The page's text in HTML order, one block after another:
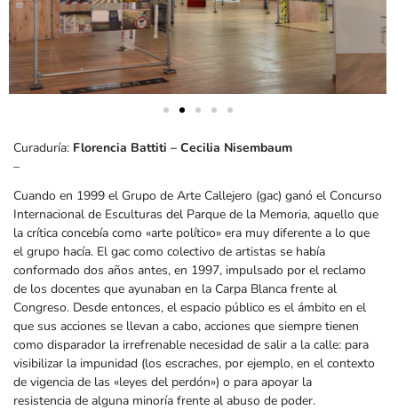
Curaduría: Florencia Battiti – Cecilia Nisembaum
–
Cuando en 1999 el Grupo de Arte Callejero (gac) ganó el Concurso
Internacional de Esculturas del Parque de la Memoria, aquello que
la crítica concebía como «arte político» era muy diferente a lo que
el grupo hacía. El gac como colectivo de artistas se había
conformado dos años antes, en 1997, impulsado por el reclamo
de los docentes que ayunaban en la Carpa Blanca frente al
Congreso. Desde entonces, el espacio público es el ámbito en el
que sus acciones se llevan a cabo, acciones que siempre tienen
como disparador la irrefrenable necesidad de salir a la calle: para
visibilizar la impunidad (los escraches, por ejemplo, en el contexto
de vigencia de las «leyes del perdón») o para apoyar la
resistencia de alguna minoría frente al abuso de poder.